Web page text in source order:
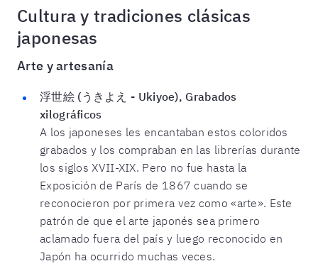
Cultura y tradiciones clásicas
japonesas
Arte y artesanía
浮世絵 (うきよえ - Ukiyoe), Grabados
xilográficos
A los japoneses les encantaban estos coloridos
grabados y los compraban en las librerías durante
los siglos XVII-XIX. Pero no fue hasta la
Exposición de París de 1867 cuando se
reconocieron por primera vez como «arte». Este
patrón de que el arte japonés sea primero
aclamado fuera del país y luego reconocido en
Japón ha ocurrido muchas veces.